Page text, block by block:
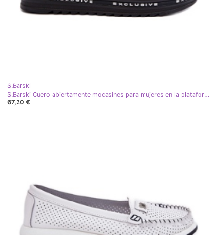
S.Barski
S.Barski Cuero abiertamente mocasines para mujeres en la plataforma con un adorno de S. Barski LR750 White blanco
67,20 €